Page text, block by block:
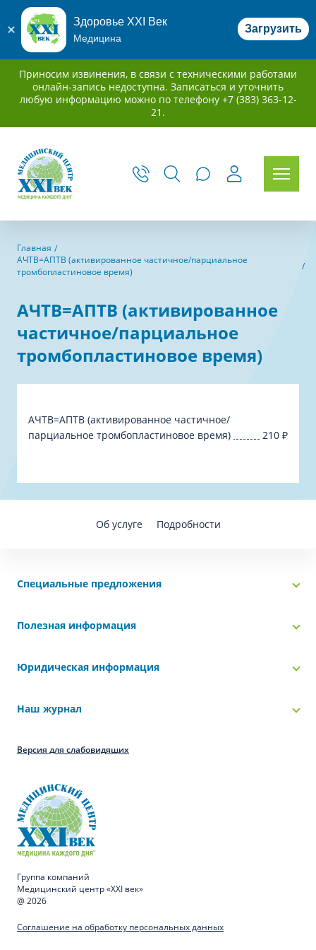
Здоровье XXI Век
Медицина
Загрузить
Приносим извинения, в связи с техническими работами
онлайн-запись недоступна. Записаться и уточнить
любую информацию можно по телефону +7 (383) 363-12-
21.
Главная
АЧТВ=АПТВ (активированное частичное/парциальное
тромбопластиновое время)
АЧТВ=АПТВ (активированное
частичное/парциальное
тромбопластиновое время)
АЧТВ=АПТВ (активированное частичное/
парциальное тромбопластиновое время)
210 ₽
Об услуге Подробности
Специальные предложения
Полезная информация
Юридическая информация
Наш журнал
Версия для слабовидящих
Группа компаний
Медицинский центр «XXI век»
@ 2026
Соглашение на обработку персональных данных